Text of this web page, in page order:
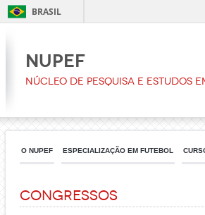
BRASIL
NUPEF
Núcleo de Pesquisa e Estudos
O NUPEF ESPECIALIZAÇÃO EM FUTEBOL
Congressos